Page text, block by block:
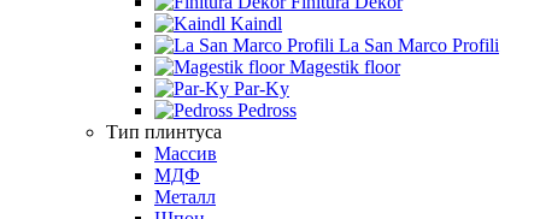
Kaindl
La San Marco Profili
Magestik floor
Par-Ky
Pedross
Тип плинтуса
Массив
МДФ
Металл